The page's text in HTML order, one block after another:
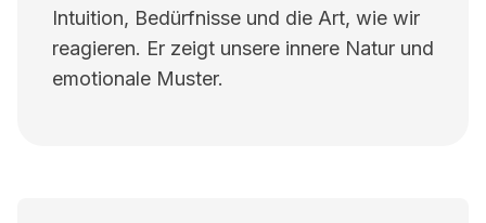
Intuition, Bedürfnisse und die Art, wie wir
reagieren. Er zeigt unsere innere Natur und
emotionale Muster.